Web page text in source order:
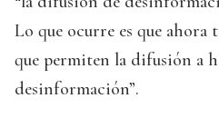
Lo que ocurre es que ahora
que permiten la difusión a
desinformación”.